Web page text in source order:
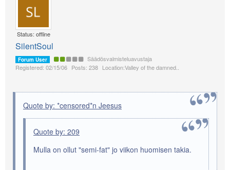
Status: offline
SilentSoul
Forum User
Säädösvalmisteluavustaja
Registered: 02/15/06 Posts: 238 Location:Valley of the damned..
Quote by: *censored*n Jeesus
Quote by: 209
Mulla on ollut "semi-fat" jo viikon huomisen takia.